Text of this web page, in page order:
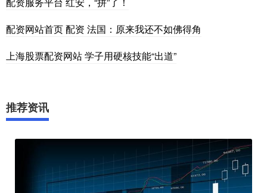
配资网站首页 配资 法国：原来我还不如佛得角
上海股票配资网站 学子用硬核技能“出道”
推荐资讯